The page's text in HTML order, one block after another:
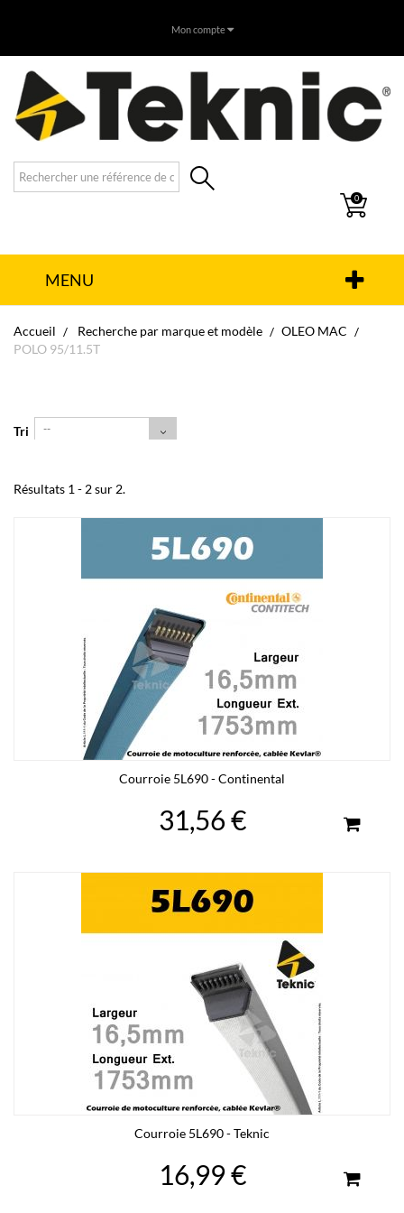
Mon compte
0
MENU
Accueil Recherche par marque et modèle
OLEO MAC
POLO 95/11.5T
Tri --
Résultats 1 - 2 sur 2.
Courroie 5L690 - Continental
31,56 €
Courroie 5L690 - Teknic
16,99 €